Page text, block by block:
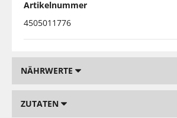
Artikelnummer
4505011776
NÄHRWERTE
ZUTATEN